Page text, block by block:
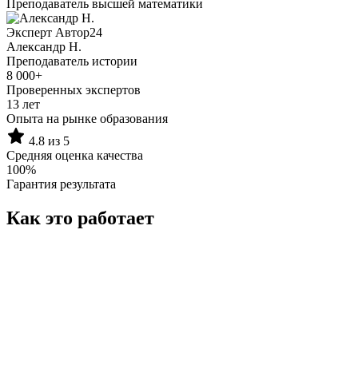
Преподаватель высшей математики
Эксперт Автор24
Александр Н.
Преподаватель истории
8 000+
Проверенных экспертов
13 лет
Опыта на рынке образования
4.8 из 5
Средняя оценка качества
100%
Гарантия результата
Как это работает